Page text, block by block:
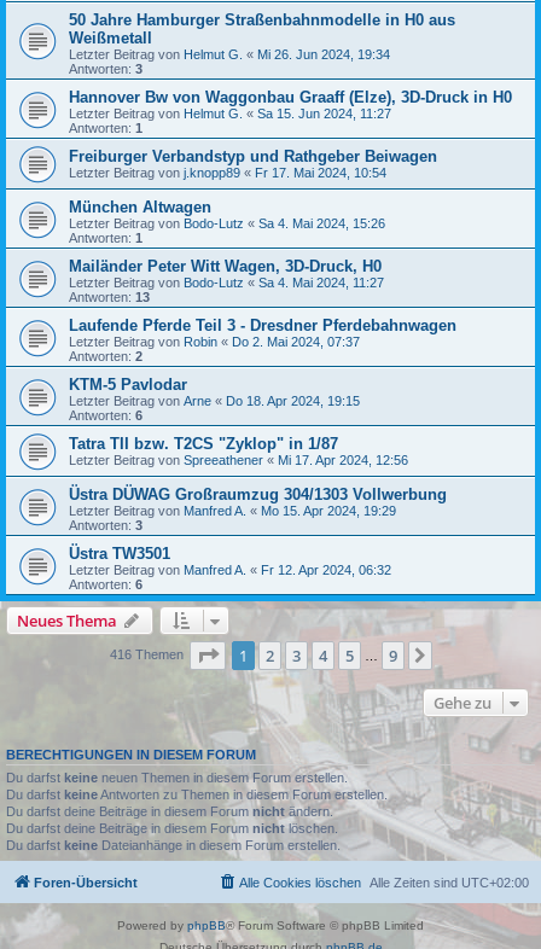
50 Jahre Hamburger Straßenbahnmodelle in H0 aus
Weißmetall
Letzter Beitrag von Helmut G. « Mi 26. Jun 2024, 19:34
Antworten: 3
Hannover Bw von Waggonbau Graaff (Elze), 3D-Druck in H0
Letzter Beitrag von Helmut G. « Sa 15. Jun 2024, 11:27
Antworten: 1
Freiburger Verbandstyp und Rathgeber Beiwagen
Letzter Beitrag von j.knopp89 « Fr 17. Mai 2024, 10:54
München Altwagen
Letzter Beitrag von Bodo-Lutz « Sa 4. Mai 2024, 15:26
Antworten: 1
Mailänder Peter Witt Wagen, 3D-Druck, H0
Letzter Beitrag von Bodo-Lutz « Sa 4. Mai 2024, 11:27
Antworten: 13
Laufende Pferde Teil 3 - Dresdner Pferdebahnwagen
Letzter Beitrag von Robin « Do 2. Mai 2024, 07:37
Antworten: 2
KTM-5 Pavlodar
Letzter Beitrag von Arne « Do 18. Apr 2024, 19:15
Antworten: 6
Tatra TII bzw. T2CS "Zyklop" in 1/87
Letzter Beitrag von Spreeathener « Mi 17. Apr 2024, 12:56
Üstra DÜWAG Großraumzug 304/1303 Vollwerbung
Letzter Beitrag von Manfred A. « Mo 15. Apr 2024, 19:29
Antworten: 3
Üstra TW3501
Letzter Beitrag von Manfred A. « Fr 12. Apr 2024, 06:32
Antworten: 6
Neues Thema
416 Themen Seite 1von 9
1 2 3 4 5 9
Gehe zu
BERECHTIGUNGEN IN DIESEM FORUM
Du darfst keine neuen Themen in diesem Forum erstellen.
Du darfst keineAntworten zu Themen in diesem Forum erstellen.
Du darfst deine Beiträge in diesem Forum nicht ändern.
Du darfst deine Beiträge in diesem Forum nicht löschen.
Du darfst keine Dateianhänge in diesem Forum erstellen.
Foren-Übersicht Alle Zeiten sind UTC+02:00
Alle Cookies löschen
Powered by phpBB® Forum Software © phpBB Limited